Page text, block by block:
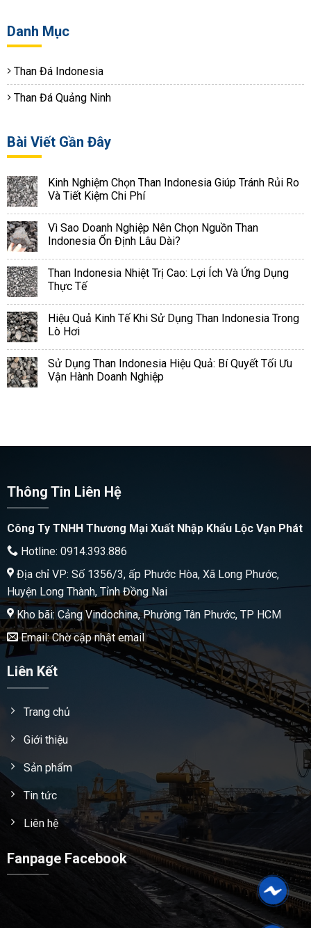
Danh Mục
Than Đá Indonesia
Than Đá Quảng Ninh
Bài Viết Gần Đây
Kinh Nghiệm Chọn Than Indonesia Giúp Tránh Rủi Ro
Và Tiết Kiệm Chi Phí
Vì Sao Doanh Nghiệp Nên Chọn Nguồn Than
Indonesia Ổn Định Lâu Dài?
Than Indonesia Nhiệt Trị Cao: Lợi Ích Và Ứng Dụng
Thực Tế
Hiệu Quả Kinh Tế Khi Sử Dụng Than Indonesia Trong
Lò Hơi
Sử Dụng Than Indonesia Hiệu Quả: Bí Quyết Tối Ưu
Vận Hành Doanh Nghiệp
Thông Tin Liên Hệ
Công Ty TNHH Thương Mại Xuất Nhập Khẩu Lộc Vạn Phát
Hotline: 0914.393.886
Địa chỉ VP: Số 1356/3, ấp Phước Hòa, Xã Long Phước,
Huyện Long Thành, Tỉnh Đồng Nai
Kho bãi: Cảng Vindochina, Phường Tân Phước, TP HCM
Email: Chờ cập nhật email
Liên Kết
Trang chủ
Giới thiệu
Sản phẩm
Tin tức
Liên hệ
Fanpage Facebook